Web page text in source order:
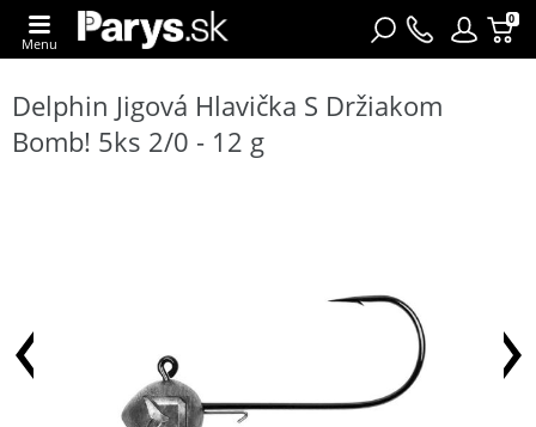
0
Menu
Delphin Jigová Hlavička S Držiakom
Bomb! 5ks 2/0 - 12 g